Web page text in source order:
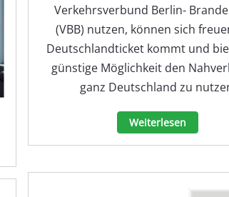
Verkehrsverbund Berlin-
(VBB) nutzen, können sich
Deutschlandticket kommt und
günstige Möglichkeit den
ganz Deutschland zu
Weiterlesen